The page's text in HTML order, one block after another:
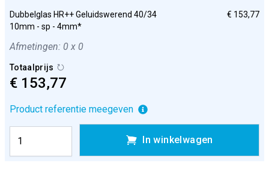
Dubbelglas HR++ Geluidswerend 40/34
10mm - sp - 4mm*
€ 153,77
Afmetingen: 0 x 0
Totaalprijs
€ 153,77
Product referentie meegeven
In winkelwagen